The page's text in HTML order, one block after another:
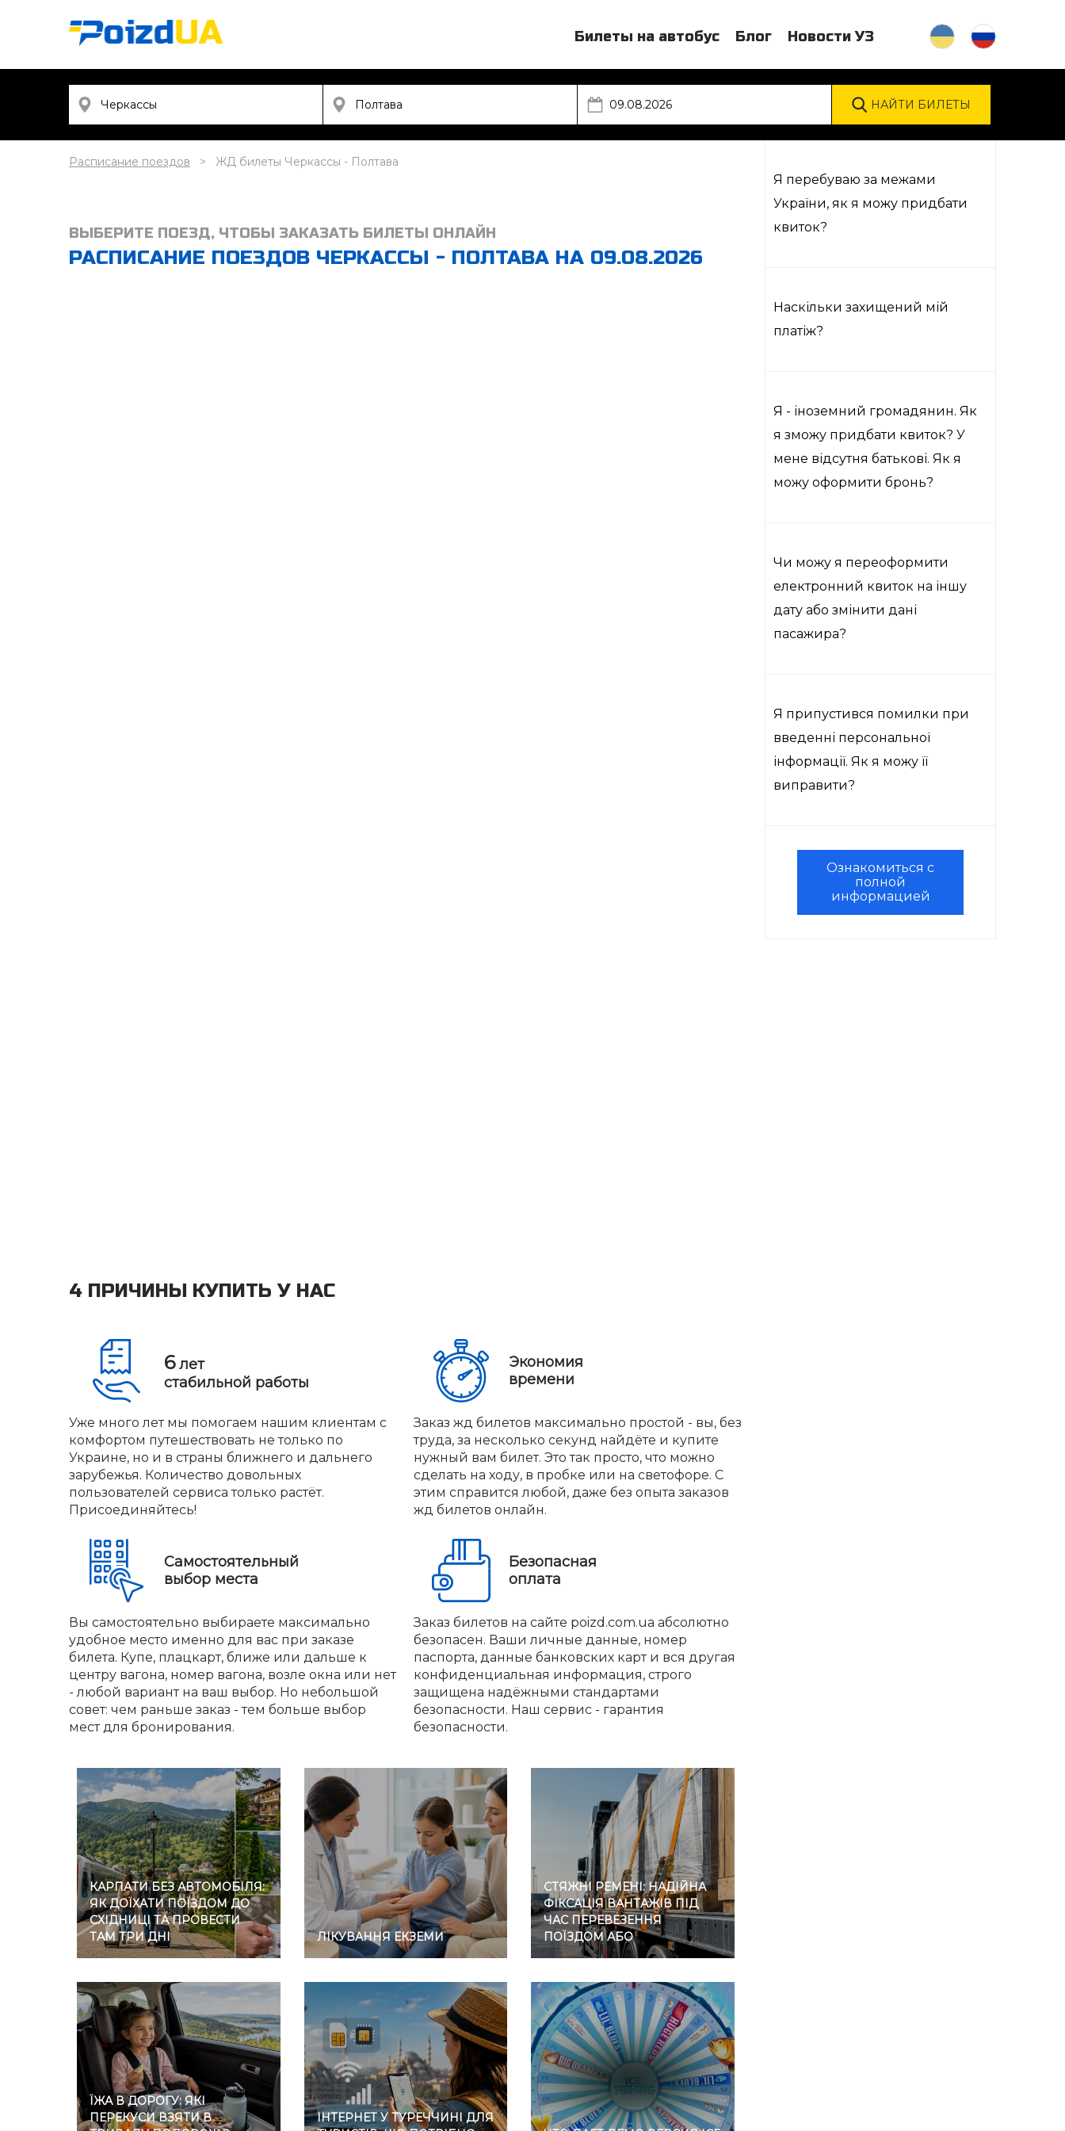
Билеты на автобус Блог Новости УЗ
Расписание поездов ЖД билеты Черкассы - Полтава
ВЫБЕРИТЕ ПОЕЗД, ЧТОБЫ ЗАКАЗАТЬ БИЛЕТЫ ОНЛАЙН
РАСПИСАНИЕ ПОЕЗДОВ ЧЕРКАССЫ - ПОЛТАВА НА 09.08.2026
4 ПРИЧИНЫ КУПИТЬ У НАС
6лет
стабильной работы
Уже много лет мы помогаем нашим клиентам с
комфортом путешествовать не только по
Украине, но и в страны ближнего и дальнего
зарубежья. Количество довольных
пользователей сервиса только растёт.
Присоединяйтесь!
Экономия
времени
Заказ жд билетов максимально простой - вы, без
труда, за несколько секунд найдёте и купите
нужный вам билет. Это так просто, что можно
сделать на ходу, в пробке или на светофоре. С
этим справится любой, даже без опыта заказов
жд билетов онлайн.
Самостоятельный
выбор места
Вы самостоятельно выбираете максимально
удобное место именно для вас при заказе
билета. Купе, плацкарт, ближе или дальше к
центру вагона, номер вагона, возле окна или нет
- любой вариант на ваш выбор. Но небольшой
совет: чем раньше заказ - тем больше выбор
мест для бронирования.
Безопасная
оплата
Заказ билетов на сайте poizd.com.ua абсолютно
безопасен. Ваши личные данные, номер
паспорта, данные банковских карт и вся другая
конфиденциальная информация, строго
защищена надёжными стандартами
безопасности. Наш сервис - гарантия
безопасности.
КАРПАТИ БЕЗ АВТОМОБІЛЯ:
ЯК ДОЇХАТИ ПОЇЗДОМ ДО
СХІДНИЦІ ТА ПРОВЕСТИ
ТАМ ТРИ ДНІ
ЛІКУВАННЯ ЕКЗЕМИ
СТЯЖНІ РЕМЕНІ: НАДІЙНА
ФІКСАЦІЯ ВАНТАЖІВ ПІД
ЧАС ПЕРЕВЕЗЕННЯ
ПОЇЗДОМ АБО
АВТОМОБІЛЕМ
ЇЖА В ДОРОГУ: ЯКІ
ПЕРЕКУСИ ВЗЯТИ В
ІНТЕРНЕТ У ТУРЕЧЧИНІ ДЛЯ
Я перебуваю за межами
України, як я можу придбати
квиток?
Наскільки захищений мій
платіж?
Я - іноземний громадянин. Як
я зможу придбати квиток? У
мене відсутня батькові. Як я
можу оформити бронь?
Чи можу я переоформити
електронний квиток на іншу
дату або змінити дані
пасажира?
Я припустився помилки при
введенні персональної
інформації. Як я можу її
виправити?
Ознакомиться с
полной
информацией